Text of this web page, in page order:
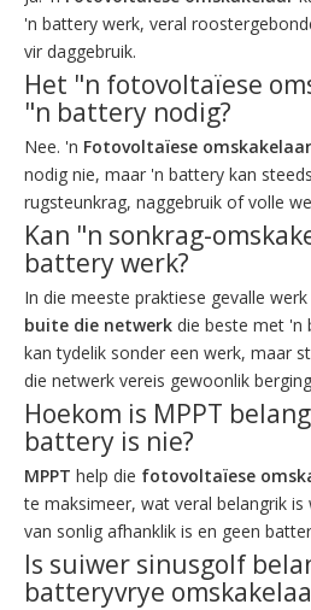
'n battery werk, veral
vir daggebruik.
Het "n fotovoltaïese
"n battery nodig?
Nee. 'n Fotovoltaïese omskakelaar
nodig nie, maar 'n battery kan
rugsteunkrag, naggebruik of volle
Kan "n sonkrag-
battery werk?
In die meeste praktiese gevalle werk
buite die netwerk die beste met 'n
kan tydelik sonder een werk, maar
die netwerk vereis gewoonlik
Hoekom is MPPT
battery is nie?
MPPT help die fotovoltaïese
te maksimeer, wat veral belangrik is
van sonlig afhanklik is en geen
Is suiwer sinusgolf
batteryvrye